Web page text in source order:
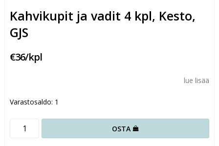
Kahvikupit ja vadit 4 kpl, Kesto,
GJS
€36/kpl
lue lisää
Varastosaldo: 1
OSTA